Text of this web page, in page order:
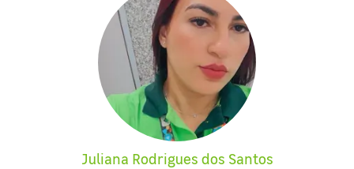
Juliana Rodrigues dos Santos